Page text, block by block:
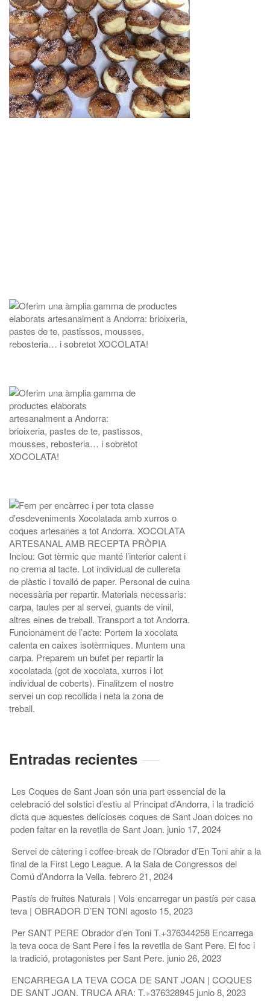
Entradas recientes
Les Coques de Sant Joan són una part essencial de la
celebració del solstici d’estiu al Principat d’Andorra, i la tradició
dicta que aquestes delícioses coques de Sant Joan dolces no
poden faltar en la revetlla de Sant Joan. junio 17, 2024
Servei de càtering i coffee-break de l’Obrador d’En Toni ahir a la
final de la First Lego League. A la Sala de Congressos del
Comú d’Andorra la Vella. febrero 21, 2024
Pastís de fruites Naturals | Vols encarregar un pastís per casa
teva | OBRADOR D’EN TONI agosto 15, 2023
Per SANT PERE Obrador d’en Toni T.+376344258 Encarrega
la teva coca de Sant Pere i fes la revetlla de Sant Pere. El foc i
la tradició, protagonistes per Sant Pere. junio 26, 2023
ENCARREGA LA TEVA COCA DE SANT JOAN | COQUES
DE SANT JOAN. TRUCA ARA: T.+376328945 junio 8, 2023